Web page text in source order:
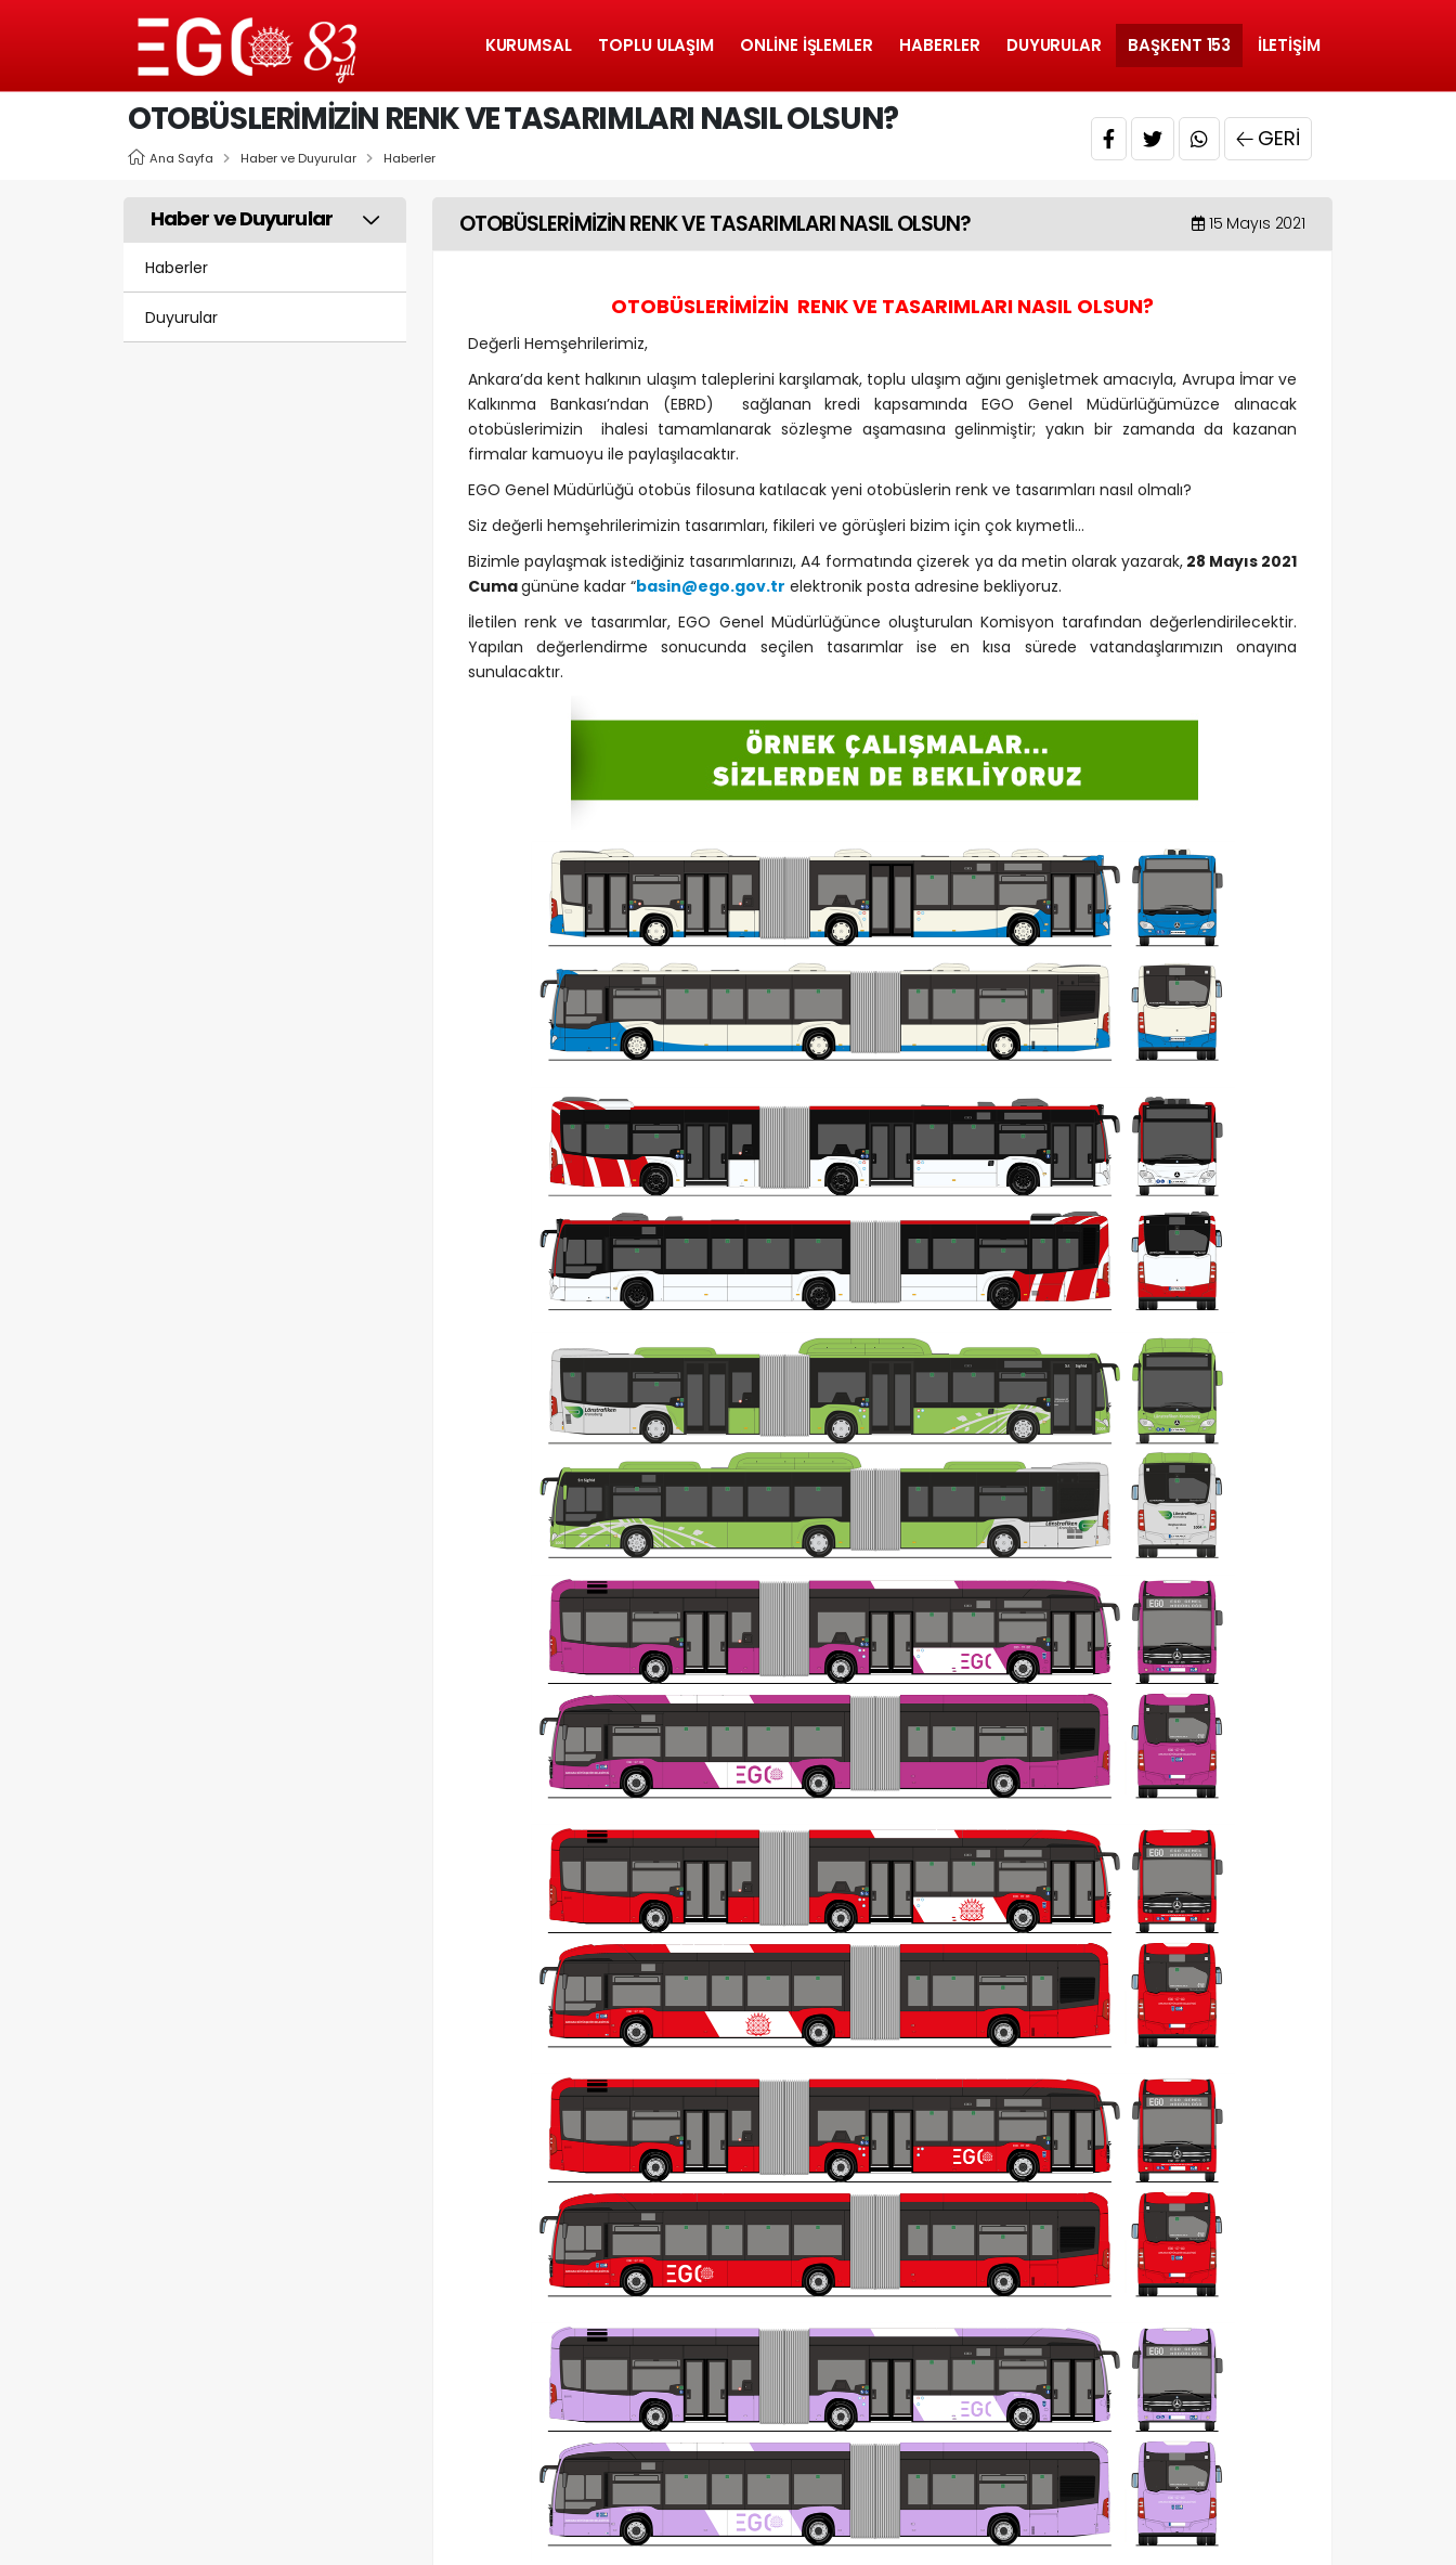
KURUMSAL TOPLU ULAŞIM ONLINE İŞLEMLER HABERLER DUYURULAR BAŞKENT 153 İLETIŞIM
OTOBÜSLERİMİZİN RENK VE TASARIMLARI NASIL OLSUN?
Ana Sayfa Haber ve Duyurular Haberler
GERI
Haber ve Duyurular
Haberler
Duyurular
OTOBÜSLERİMİZİN RENK VE TASARIMLARI NASIL OLSUN? 15 Mayıs 2021
OTOBÜSLERİMİZİN RENK VE TASARIMLARI NASIL OLSUN?
Değerli Hemşehrilerimiz,
Ankara’da kent halkının ulaşım taleplerini karşılamak, toplu ulaşım ağını genişletmek amacıyla, Avrupa İmar ve
Kalkınma Bankası’ndan (EBRD) sağlanan kredi kapsamında EGO Genel Müdürlüğümüzce alınacak
otobüslerimizin ihalesi tamamlanarak sözleşme aşamasına gelinmiştir; yakın bir zamanda da kazanan
firmalar kamuoyu ile paylaşılacaktır.
EGO Genel Müdürlüğü otobüs filosuna katılacak yeni otobüslerin renk ve tasarımları nasıl olmalı?
Siz değerli hemşehrilerimizin tasarımları, fikileri ve görüşleri bizim için çok kıymetli…
Bizimle paylaşmak istediğiniz tasarımlarınızı, A4 formatında çizerek ya da metin olarak yazarak,28 Mayıs 2021
Cumagününe kadar “basin@ego.gov.tr elektronik posta adresine bekliyoruz.
İletilen renk ve tasarımlar, EGO Genel Müdürlüğünce oluşturulan Komisyon tarafından değerlendirilecektir.
Yapılan değerlendirme sonucunda seçilen tasarımlar ise en kısa sürede vatandaşlarımızın onayına
sunulacaktır.